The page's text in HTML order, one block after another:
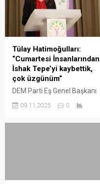
avuç çıkar uğruna feda
ettirmeyeceğiz” diye yazdı.
CHP Ankara İl Başkanlığı, İl
Başkanı Ümit Erkol’un
öncülüğünde CHP Genel
Başkan Yardımcısı...
Tülay Hatimoğulları:
“Cumartesi İnsanlarından
İshak Tepe’yi kaybettik,
çok üzgünüm”
DEM Parti Eş Genel Başkanı
ve kültürüne kattıklarıyla,
açıklamada, şunları kaydetti:
09.11.2025 0